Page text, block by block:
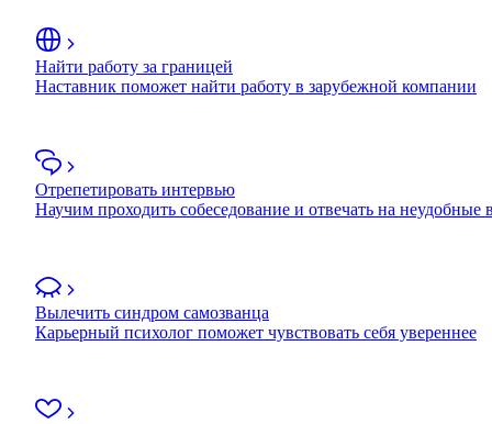
Найти работу за границей
Наставник поможет найти работу в зарубежной компании
Отрепетировать интервью
Научим проходить собеседование и отвечать на неудобные
Вылечить синдром самозванца
Карьерный психолог поможет чувствовать себя увереннее